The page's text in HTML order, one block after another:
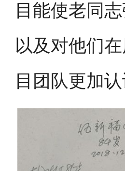
目能使老同
以及对他们
目团队更加